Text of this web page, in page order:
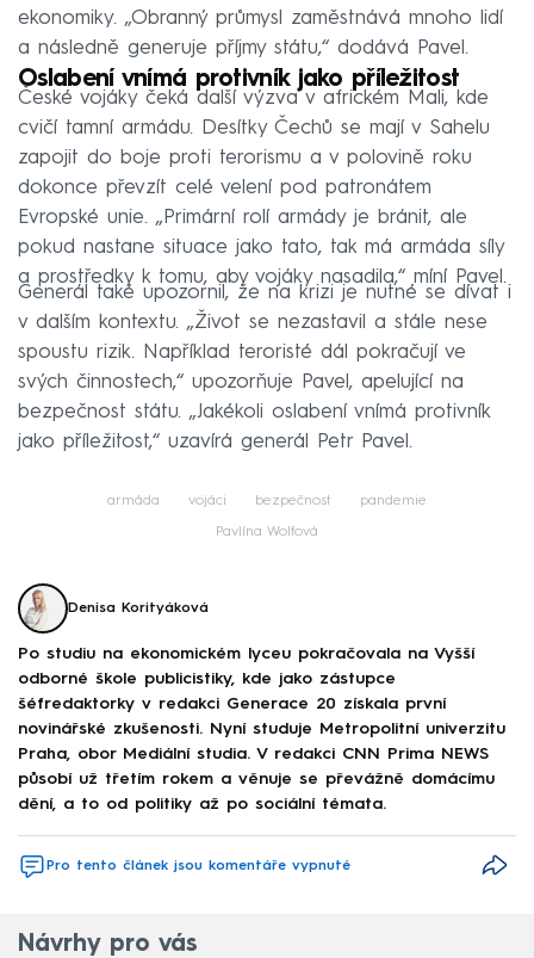
ekonomiky. „Obranný průmysl zaměstnává mnoho lidí
a následně generuje příjmy státu,“ dodává Pavel.
Oslabení vnímá protivník jako příležitost
České vojáky čeká další výzva v africkém Mali, kde
cvičí tamní armádu. Desítky Čechů se mají v Sahelu
zapojit do boje proti terorismu a v polovině roku
dokonce převzít celé velení pod patronátem
Evropské unie. „Primární rolí armády je bránit, ale
pokud nastane situace jako tato, tak má armáda síly
a prostředky k tomu, aby vojáky nasadila,“ míní Pavel.
Generál také upozornil, že na krizi je nutné se dívat i
v dalším kontextu. „Život se nezastavil a stále nese
spoustu rizik. Například teroristé dál pokračují ve
svých činnostech,“ upozorňuje Pavel, apelující na
bezpečnost státu. „Jakékoli oslabení vnímá protivník
jako příležitost,“ uzavírá generál Petr Pavel.
armáda vojáci bezpečnost pandemie
Pavlína Wolfová
Denisa Korityáková
Po studiu na ekonomickém lyceu pokračovala na Vyšší
odborné škole publicistiky, kde jako zástupce
šéfredaktorky v redakci Generace 20 získala první
novinářské zkušenosti. Nyní studuje Metropolitní univerzitu
Praha, obor Mediální studia. V redakci CNN Prima NEWS
působí už třetím rokem a věnuje se převážně domácímu
dění, a to od politiky až po sociální témata.
Pro tento článek jsou komentáře vypnuté
Návrhy pro vás